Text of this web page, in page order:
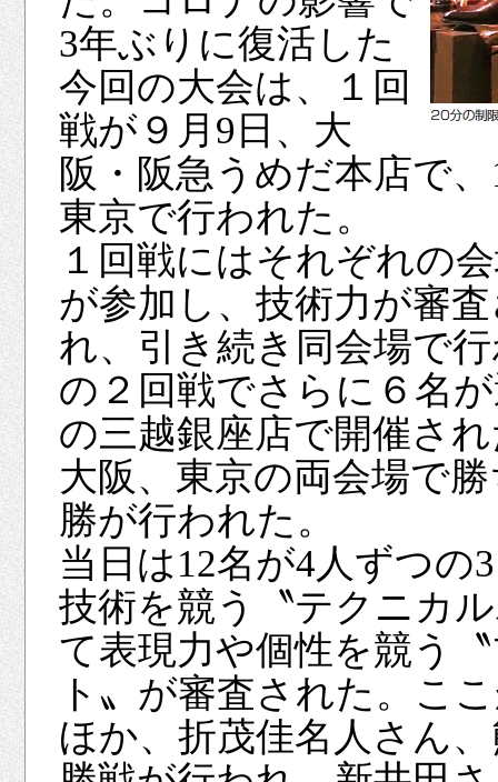
3年ぶりに復活した
今回の大会は、１回
戦が９月9日、大
阪・阪急うめだ本店で
東京で行われた。
１回戦にはそれぞれの
が参加し、技術力が審
れ、引き続き同会場で
の２回戦でさらに６名
の三越銀座店で開催さ
大阪、東京の両会場で
勝が行われた。
当日は12名が4人ずつの
技術を競う〝テクニカ
て表現力や個性を競う
ト〟が審査された。こ
ほか、折茂佳名人さん